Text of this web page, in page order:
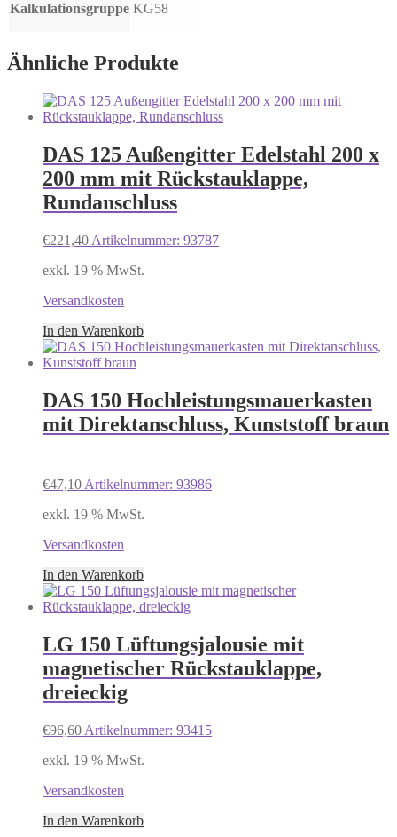
Kalkulationsgruppe KG58
Ähnliche Produkte
DAS 125 Außengitter Edelstahl 200 x
200 mm mit Rückstauklappe,
Rundanschluss
€221,40 Artikelnummer: 93787
exkl. 19 % MwSt.
Versandkosten
In den Warenkorb
DAS 150 Hochleistungsmauerkasten
mit Direktanschluss, Kunststoff braun
€47,10Artikelnummer: 93986
exkl. 19 % MwSt.
Versandkosten
In den Warenkorb
LG 150 Lüftungsjalousie mit
magnetischer Rückstauklappe,
dreieckig
€96,60 Artikelnummer: 93415
exkl. 19 % MwSt.
Versandkosten
In den Warenkorb